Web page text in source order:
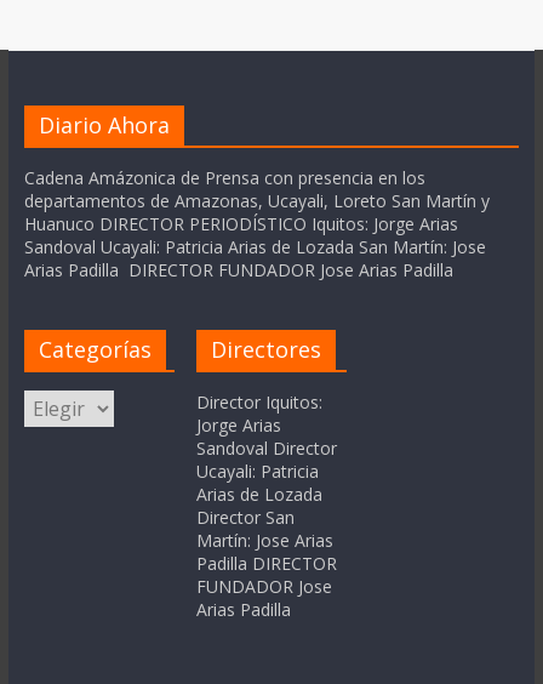
Diario Ahora
Cadena Amázonica de Prensa con presencia en los
departamentos de Amazonas, Ucayali, Loreto San Martín y
Huanuco DIRECTOR PERIODÍSTICO Iquitos: Jorge Arias
Sandoval Ucayali: Patricia Arias de Lozada San Martín: Jose
Arias Padilla DIRECTOR FUNDADOR Jose Arias Padilla
Categorías
Categorías
Directores
Director Iquitos:
Jorge Arias
Sandoval Director
Ucayali: Patricia
Arias de Lozada
Director San
Martín: Jose Arias
Padilla DIRECTOR
FUNDADOR Jose
Arias Padilla